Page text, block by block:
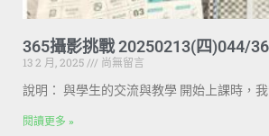
365攝影挑戰 20250213(四)044/
13 2 月, 2025
尚無留言
說明： 與學生的交流與教學 開始上課時，
閱讀更多 »